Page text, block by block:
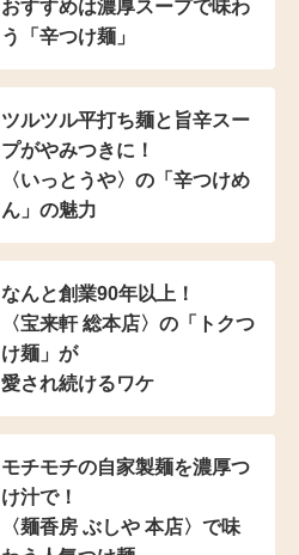
おすすめは濃厚スープで味わ
う「辛つけ麺」
ツルツル平打ち麺と 旨辛スー
プがやみつきに！
〈いっとうや〉の 「辛つけめ
ん」の魅力
なんと創業90年以上！
〈宝来軒 総本店〉の 「トクつ
け麺」が
愛され続けるワケ
モチモチの自家製麺を濃厚つ
け汁で！
〈麺香房 ぶしや 本店〉 で味